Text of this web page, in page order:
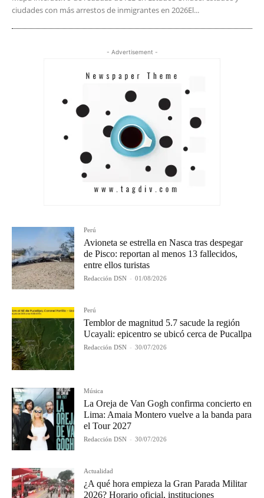
ciudades con más arrestos de inmigrantes en 2026El...
- Advertisement -
Perú
Avioneta se estrella en Nasca tras despegar
de Pisco: reportan al menos 13 fallecidos,
entre ellos turistas
Redacción DSN - 01/08/2026
Perú
Temblor de magnitud 5.7 sacude la región
Ucayali: epicentro se ubicó cerca de Pucallpa
Redacción DSN - 30/07/2026
Música
La Oreja de Van Gogh confirma concierto en
Lima: Amaia Montero vuelve a la banda para
el Tour 2027
Redacción DSN - 30/07/2026
Actualidad
¿A qué hora empieza la Gran Parada Militar
2026? Horario oficial, instituciones